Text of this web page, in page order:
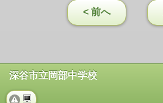
< 前へ
深谷市立岡部中学校